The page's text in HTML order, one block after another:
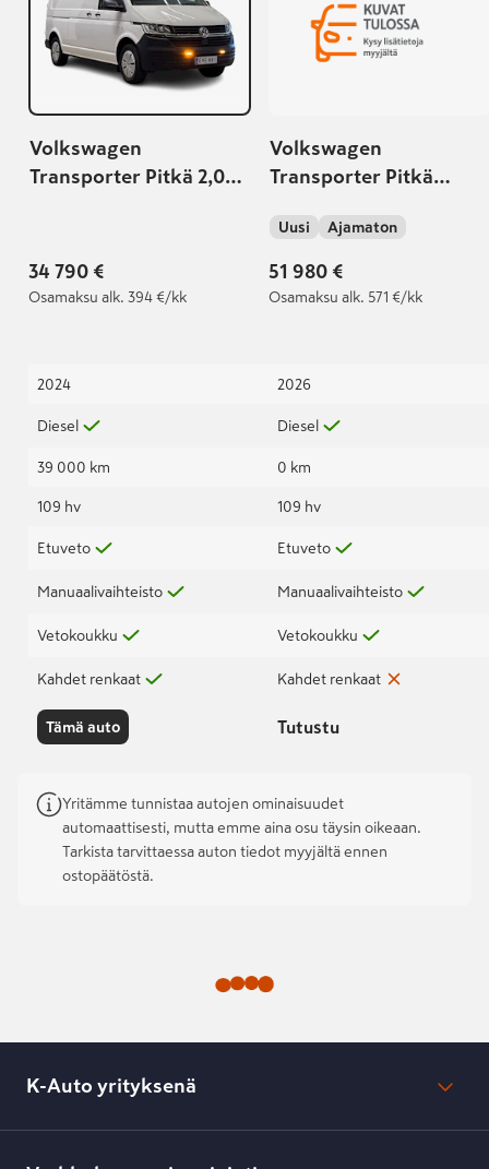
Volkswagen
Transporter Pitkä 2,0
34 790 €
Osamaksu alk. 394 €/kk
2024
Diesel
39 000 km
109 hv
Etuveto
Manuaalivaihteisto
Vetokoukku
Kahdet renkaat
Tämä auto
Volkswagen
Transporter Pitkä
TDI 81 kW, Manuaali
Uusi Ajamaton
51 980 €
Osamaksu alk. 571 €/kk
2026
Diesel
0 km
109 hv
Etuveto
Manuaalivaihteisto
Vetokoukku
Kahdet renkaat
Tutustu
Yritämme tunnistaa autojen ominaisuudet
automaattisesti, mutta emme aina osu täysin oikeaan.
Tarkista tarvittaessa auton tiedot myyjältä ennen
ostopäätöstä.
K-Auto yrityksenä
Lehdistötiedotteet